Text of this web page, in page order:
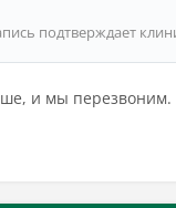
подтверждает
и мы перезвоним.